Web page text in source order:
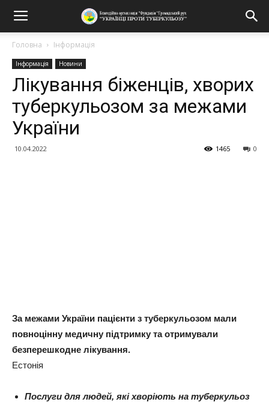
Головна Інформація
Інформація Новини
Лікування біженців, хворих
туберкульозом за межами
України
10.04.2022 0
1465
За межами України пацієнти з туберкульозом мали
повноцінну медичну підтримку та отримували
безперешкодне лікування.
Естонія
Послуги для людей, які хворіють на туберкульоз